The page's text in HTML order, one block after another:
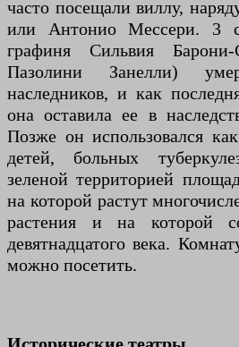
часто посещали виллу,
или Антонио Мессери. 3
графиня Сильвия Барони-
Пазолини Занелли)
наследников, и как
она оставила ее в
Позже он использовался
детей, больных
зеленой территорией
на которой растут
растения и на которой
девятнадцатого века.
можно посетить.